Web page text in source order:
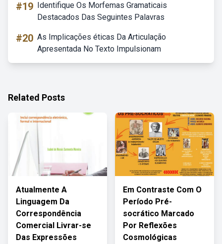
#19 Identifique Os Morfemas Gramaticais
Destacados Das Seguintes Palavras
#20 As Implicações éticas Da Articulação
Apresentada No Texto Impulsionam
Related Posts
Atualmente A
Linguagem Da
Correspondência
Comercial Livrar-se
Das Expressões
Em Contraste Com O
Período Pré-
socrático Marcado
Por Reflexões
Cosmológicas